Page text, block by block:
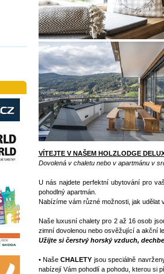
VÍTEJTE V NAŠEM HOLZLODGE
Dovolená v chaletu nebo v apartmánu v
U nás najdete perfektní ubytování pro
pohodlný apartmán.
Nabízíme vám různé možnosti, jak udělat
Naše luxusní chalety pro 2 až 16 osob
zimní dovolenou nebo osvěžující a akční
Užijte si čerstvý horský vzduch,
• NašeCHALETY jsou speciálně
nabízejí Vám pohodlí a pohodu, kterou si